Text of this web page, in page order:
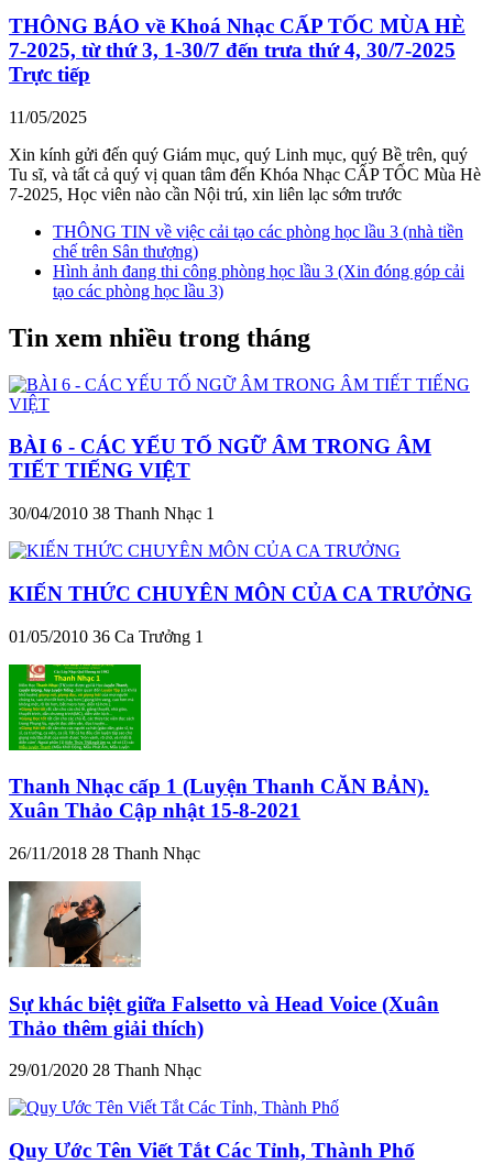
THÔNG BÁO về Khoá Nhạc CẤP TỐC MÙA HÈ
7-2025, từ thứ 3, 1-30/7 đến trưa thứ 4, 30/7-2025
Trực tiếp
11/05/2025
Xin kính gửi đến quý Giám mục, quý Linh mục, quý Bề trên, quý
Tu sĩ, và tất cả quý vị quan tâm đến Khóa Nhạc CẤP TỐC Mùa Hè
7-2025, Học viên nào cần Nội trú, xin liên lạc sớm trước
THÔNG TIN về việc cải tạo các phòng học lầu 3 (nhà tiền
chế trên Sân thượng)
Hình ảnh đang thi công phòng học lầu 3 (Xin đóng góp cải
tạo các phòng học lầu 3)
Tin xem nhiều trong tháng
BÀI 6 - CÁC YẾU TỐ NGỮ ÂM TRONG ÂM
TIẾT TIẾNG VIỆT
30/04/2010 38 Thanh Nhạc 1
KIẾN THỨC CHUYÊN MÔN CỦA CA TRƯỞNG
01/05/2010 36 Ca Trưởng 1
Thanh Nhạc cấp 1 (Luyện Thanh CĂN BẢN).
Xuân Thảo Cập nhật 15-8-2021
26/11/2018 28 Thanh Nhạc
Sự khác biệt giữa Falsetto và Head Voice (Xuân
Thảo thêm giải thích)
29/01/2020 28 Thanh Nhạc
Quy Ước Tên Viết Tắt Các Tỉnh, Thành Phố